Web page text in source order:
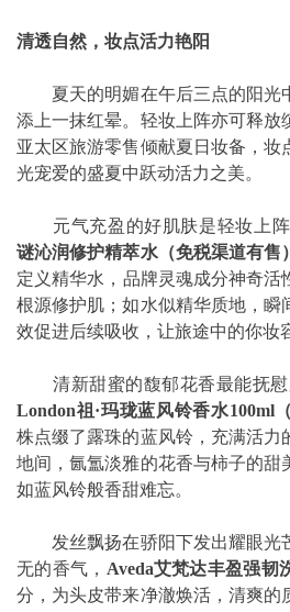
清透自然，妆点活力艳阳
夏天的明媚在午后三点的阳光
添上一抹红晕。轻妆上阵亦可释放
亚太区旅游零售倾献夏日妆备，妆
光宠爱的盛夏中跃动活力之美。
元气充盈的好肌肤是轻妆上阵
谜沁润修护精萃水（免税渠道有售
定义精华水，品牌灵魂成分神奇活
根源修护肌；如水似精华质地，瞬
效促进后续吸收，让旅途中的你妆
清新甜蜜的馥郁花香最能抚慰
London祖 ·玛珑蓝风铃香水100ml
株点缀了露珠的蓝风铃，充满活力
地间，氤氲淡雅的花香与柿子的甜
如蓝风铃般香甜难忘。
发丝飘扬在骄阳下发出耀眼光
无的香气， Aveda艾梵达丰盈强韧
分，为头皮带来净澈焕活，清爽的